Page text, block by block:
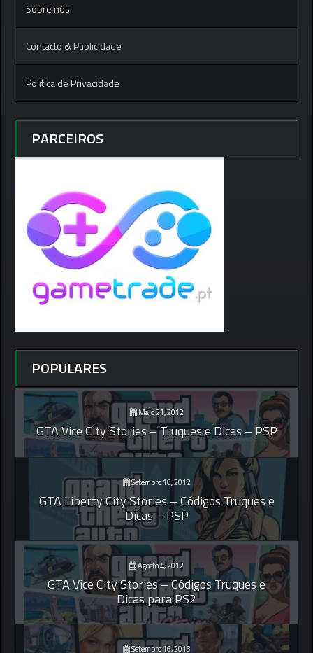
Sobre nós
Contacto & Publicidade
Politica de Privacidade
PARCEIROS
POPULARES
Maio 21, 2012
GTA Vice City Stories – Truques e Dicas – PSP
Setembro 16, 2012
GTA Liberty City Stories – Códigos Truques e
Dicas – PSP
Agosto 4, 2012
GTA Vice City Stories – Códigos Truques e
Dicas para PS2
Setembro 16, 2013